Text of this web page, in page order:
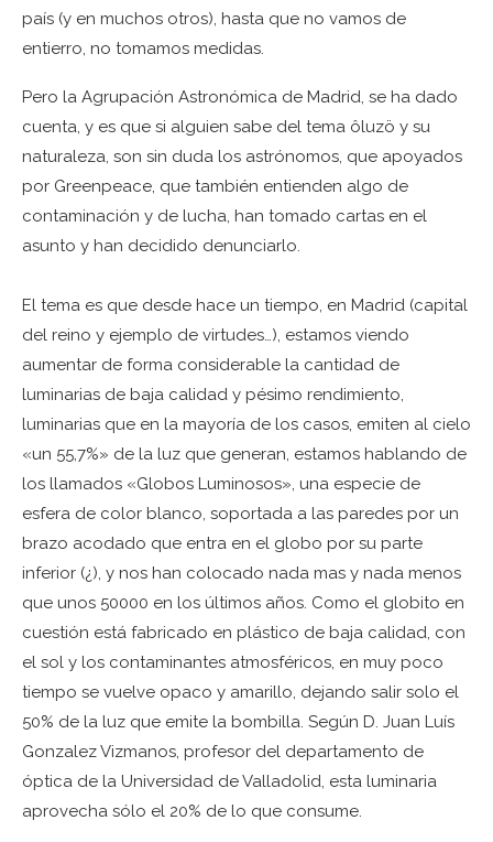
país (y en muchos otros), hasta que no vamos de
entierro, no tomamos medidas.
Pero la Agrupación Astronómica de Madrid, se ha dado
cuenta, y es que si alguien sabe del tema ôluzö y su
naturaleza, son sin duda los astrónomos, que apoyados
por Greenpeace, que también entienden algo de
contaminación y de lucha, han tomado cartas en el
asunto y han decidido denunciarlo.
El tema es que desde hace un tiempo, en Madrid (capital
del reino y ejemplo de virtudes…), estamos viendo
aumentar de forma considerable la cantidad de
luminarias de baja calidad y pésimo rendimiento,
luminarias que en la mayoría de los casos, emiten al cielo
«un 55,7%» de la luz que generan, estamos hablando de
los llamados «Globos Luminosos», una especie de
esfera de color blanco, soportada a las paredes por un
brazo acodado que entra en el globo por su parte
inferior (¿), y nos han colocado nada mas y nada menos
que unos 50000 en los últimos años. Como el globito en
cuestión está fabricado en plástico de baja calidad, con
el sol y los contaminantes atmosféricos, en muy poco
tiempo se vuelve opaco y amarillo, dejando salir solo el
50% de la luz que emite la bombilla. Según D. Juan Luís
Gonzalez Vizmanos, profesor del departamento de
óptica de la Universidad de Valladolid, esta luminaria
aprovecha sólo el 20% de lo que consume.